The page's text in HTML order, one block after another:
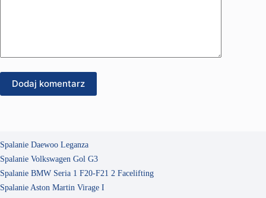
Dodaj komentarz
Spalanie Daewoo Leganza
Spalanie Volkswagen Gol G3
Spalanie BMW Seria 1 F20-F21 2 Facelifting
Spalanie Aston Martin Virage I